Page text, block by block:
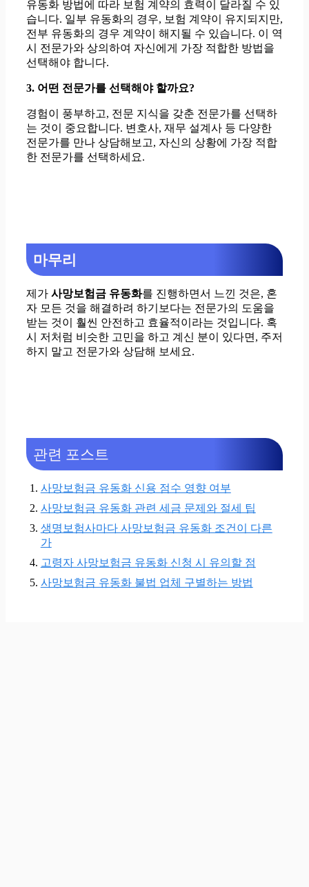
유동화 방법에 따라 보험 계약의 효력이 달라질 수 있
습니다. 일부 유동화의 경우, 보험 계약이 유지되지만,
전부 유동화의 경우 계약이 해지될 수 있습니다. 이 역
시 전문가와 상의하여 자신에게 가장 적합한 방법을
선택해야 합니다.
3. 어떤 전문가를 선택해야 할까요?
경험이 풍부하고, 전문 지식을 갖춘 전문가를 선택하
는 것이 중요합니다. 변호사, 재무 설계사 등 다양한
전문가를 만나 상담해보고, 자신의 상황에 가장 적합
한 전문가를 선택하세요.
마무리
제가 사망보험금 유동화를 진행하면서 느낀 것은, 혼
자 모든 것을 해결하려 하기보다는 전문가의 도움을
받는 것이 훨씬 안전하고 효율적이라는 것입니다. 혹
시 저처럼 비슷한 고민을 하고 계신 분이 있다면, 주저
하지 말고 전문가와 상담해 보세요.
관련 포스트
사망보험금 유동화 신용 점수 영향 여부
사망보험금 유동화 관련 세금 문제와 절세 팁
생명보험사마다 사망보험금 유동화 조건이 다른
가
고령자 사망보험금 유동화 신청 시 유의할 점
사망보험금 유동화 불법 업체 구별하는 방법